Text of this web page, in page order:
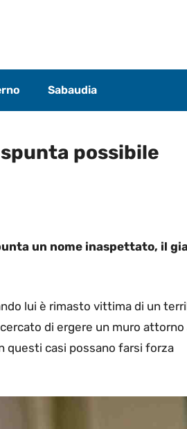
Sabaudia
possibile
un nome inaspettato, il
lui è rimasto vittima di un
di ergere un muro attorno
questi casi possano farsi forza